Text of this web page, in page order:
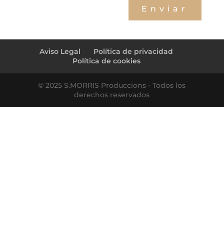
Enviar
Aviso Legal
Política de privacidad
Política de cookies
© 2025 S.MORRIS Produccions - Todos los
derechos reservados